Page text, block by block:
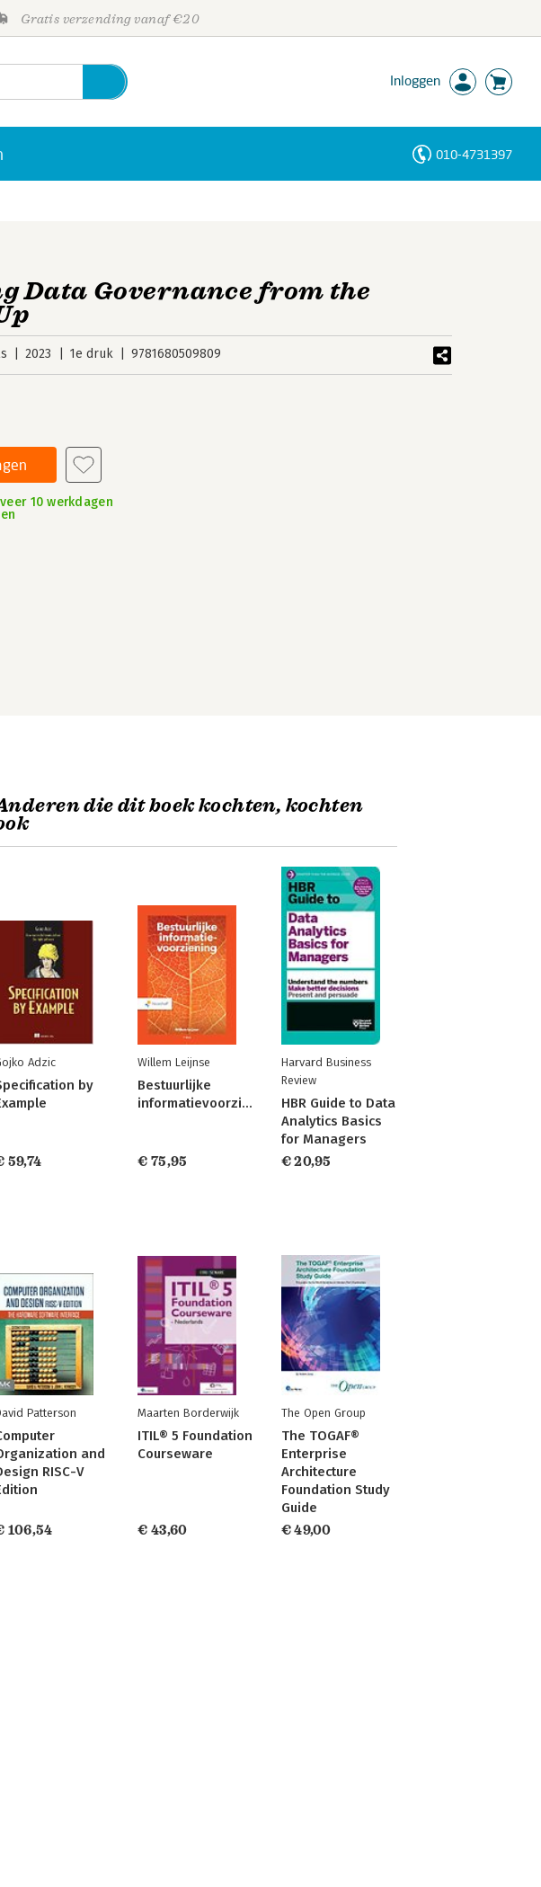
Gratis verzending vanaf €20
Inloggen
010-4731397
Data Governance from the
2023 1e druk 9781680509809
10 werkdagen
die dit boek kochten, kochten
Adzic
by
59,74
Willem Leijnse
Bestuurlijke
informatievoorziening
€ 75,95
Harvard Business
Review
HBR Guide to Data
Analytics Basics
for Managers
€ 20,95
Patterson
and
RISC-V
106,54
Maarten Borderwijk
ITIL® 5 Foundation
Courseware
€ 43,60
The Open Group
The TOGAF®
Enterprise
Architecture
Foundation Study
Guide
€ 49,00
Personen